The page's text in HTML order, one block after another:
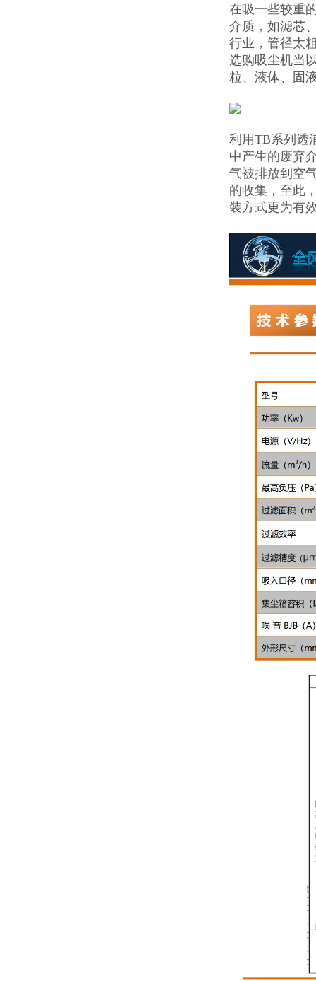
在吸一些较重
介质，如滤芯
行业，管径太
选购吸尘机当
粒、液体、固
利用TB系列透
中产生的废弃
气被排放到空
的收集，至此
装方式更为有